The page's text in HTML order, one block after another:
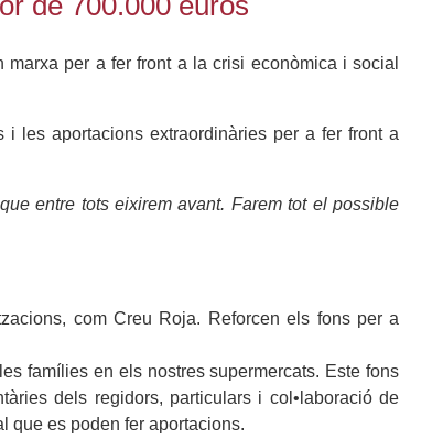
per a fer front a la crisi econòmica i social
les aportacions extraordinàries per a fer front a
entre tots eixirem avant. Farem tot el possible
com Creu Roja. Reforcen els fons per a
famílies en els nostres supermercats. Este fons
dels regidors, particulars i col•laboració de
que es poden fer aportacions.